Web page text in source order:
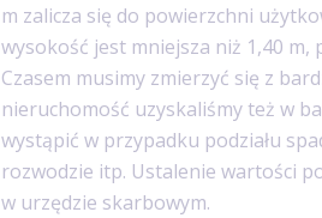
m zalicza się do powierzchni
wysokość jest mniejsza niż 1,40 m,
Czasem musimy zmierzyć się z
nieruchomość uzyskaliśmy też w
wystąpić w przypadku podziału
rozwodzie itp. Ustalenie wartości
w urzędzie skarbowym.